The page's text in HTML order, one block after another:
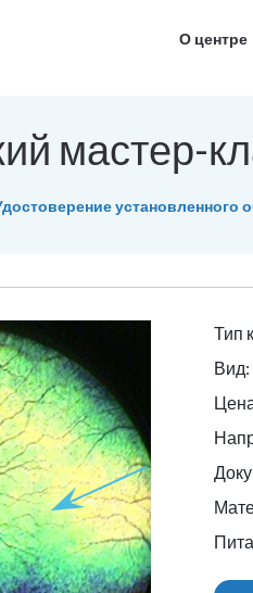
О центре
мастер-
установленного
Тип
Вид: